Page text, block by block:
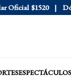
$1520
ESPECTÁCULOS